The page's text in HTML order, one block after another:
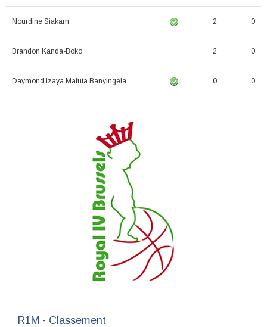
Nourdine Siakam 2 0
Brandon Kanda-Boko 2 0
Daymond Izaya Mafuta Banyingela 0 0
R1M - Classement